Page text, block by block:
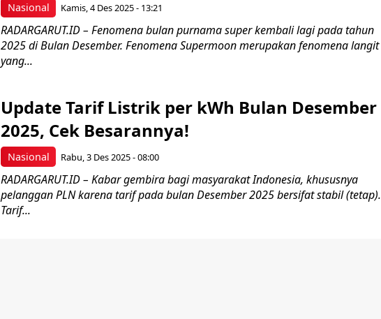
Nasional Kamis, 4 Des 2025 - 13:21
RADARGARUT.ID – Fenomena bulan purnama super kembali lagi pada tahun
2025 di Bulan Desember. Fenomena Supermoon merupakan fenomena langit
yang...
Nasional
Update Tarif Listrik per kWh Bulan Desember
2025, Cek Besarannya!
Rabu, 3 Des 2025 - 08:00
RADARGARUT.ID – Kabar gembira bagi masyarakat Indonesia, khususnya
pelanggan PLN karena tarif pada bulan Desember 2025 bersifat stabil (tetap).
Tarif...